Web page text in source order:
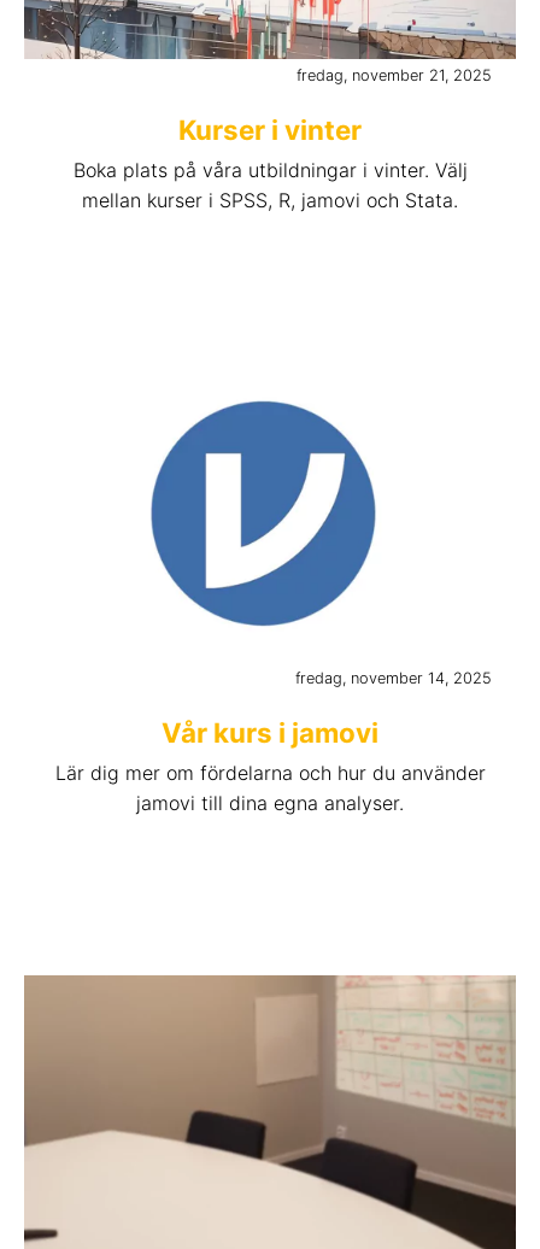
fredag, november 21, 2025
Kurser i vinter
Boka plats på våra utbildningar i vinter. Välj
mellan kurser i SPSS, R, jamovi och Stata.
fredag, november 14, 2025
Vår kurs i jamovi
Lär dig mer om fördelarna och hur du använder
jamovi till dina egna analyser.